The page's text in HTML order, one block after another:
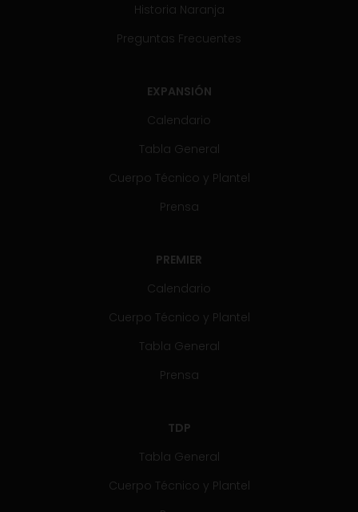
Historia Naranja
Preguntas Frecuentes
EXPANSIÓN
Calendario
Tabla General
Cuerpo Técnico y Plantel
Prensa
PREMIER
Calendario
Cuerpo Técnico y Plantel
Tabla General
Prensa
TDP
Tabla General
Cuerpo Técnico y Plantel